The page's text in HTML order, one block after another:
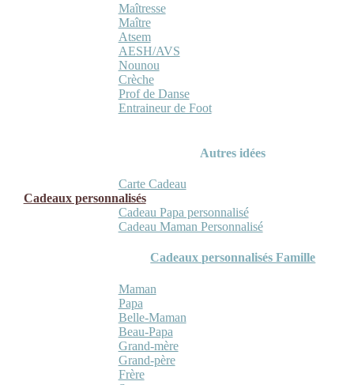
Maîtresse
Maître
Atsem
AESH/AVS
Nounou
Crèche
Prof de Danse
Entraineur de Foot
Autres idées
Carte Cadeau
Cadeaux personnalisés
Cadeau Papa personnalisé
Cadeau Maman Personnalisé
Cadeaux personnalisés Famille
Maman
Papa
Belle-Maman
Beau-Papa
Grand-mère
Grand-père
Frère